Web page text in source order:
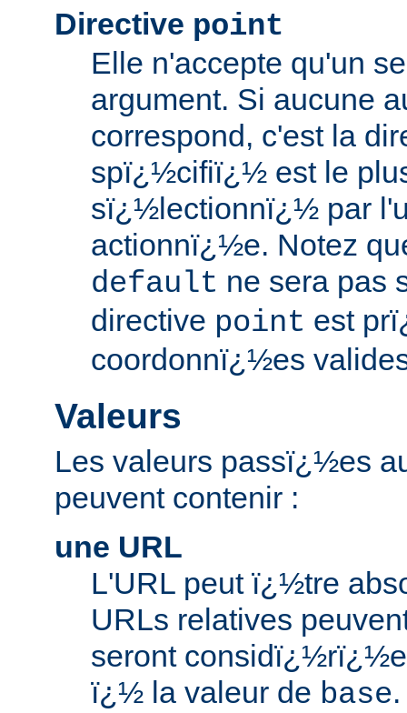
Directive point
Elle n'accepte qu'un
argument. Si aucune
correspond, c'est la
spï¿½cifiï¿½ est le
sï¿½lectionnï¿½ par
actionnï¿½e. Notez
default ne sera pas
directive point est
coordonnï¿½es
Valeurs
Les valeurs passï¿½es
peuvent contenir :
une URL
L'URL peut ï¿½tre
URLs relatives
seront
ï¿½ la valeur de base.